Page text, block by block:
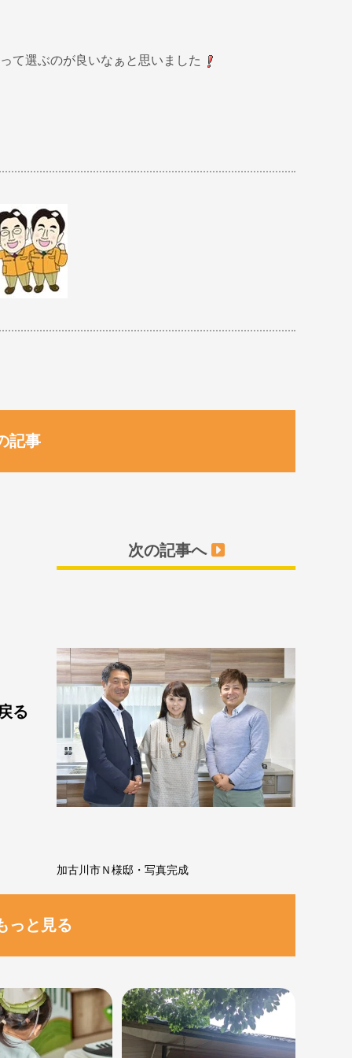
て選ぶのが良いなぁと思いました
記事
る
次の記事へ
加古川市Ｎ様邸・写真完成
っと見る